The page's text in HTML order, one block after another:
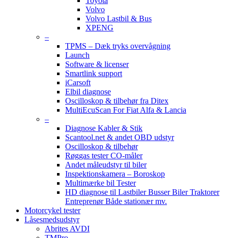
Volvo
Volvo Lastbil & Bus
XPENG
–
TPMS – Dæk tryks overvågning
Launch
Software & licenser
Smartlink support
iCarsoft
Elbil diagnose
Oscilloskop & tilbehør fra Ditex
MultiEcuScan For Fiat Alfa & Lancia
–
Diagnose Kabler & Stik
Scantool.net & andet OBD udstyr
Oscilloskop & tilbehør
Røggas tester CO-måler
Andet måleudstyr til biler
Inspektionskamera – Boroskop
Multimærke bil Tester
HD diagnose til Lastbiler Busser Biler Traktorer
Entreprenør Både stationær mv.
Motorcykel tester
Låsesmedsudstyr
Abrites AVDI